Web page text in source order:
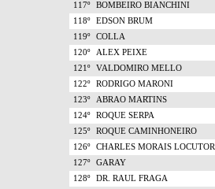
117º
BOMBEIRO BIANCHINI
118º
EDSON BRUM
119º
COLLA
120º
ALEX PEIXE
121º
VALDOMIRO MELLO
122º
RODRIGO MARONI
123º
ABRAO MARTINS
124º
ROQUE SERPA
125º
ROQUE CAMINHONEIRO
126º
CHARLES MORAIS LOCUTOR
127º
GARAY
128º
DR. RAUL FRAGA